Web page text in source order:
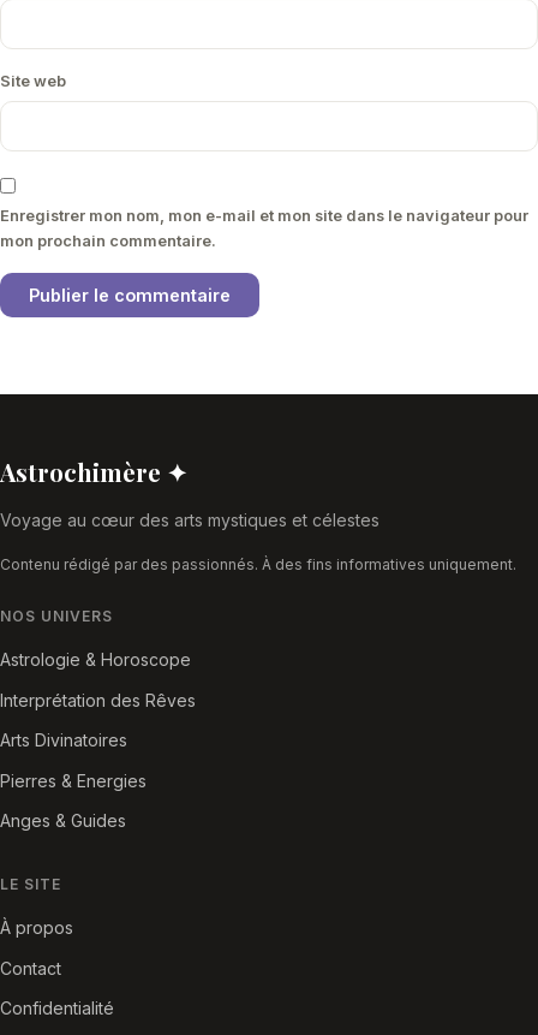
Site web
Enregistrer mon nom, mon e-mail et mon site dans le navigateur pour
mon prochain commentaire.
Astrochimère ✦
Voyage au cœur des arts mystiques et célestes
Contenu rédigé par des passionnés. À des fins informatives uniquement.
NOS UNIVERS
Astrologie & Horoscope
Interprétation des Rêves
Arts Divinatoires
Pierres & Energies
Anges & Guides
LE SITE
À propos
Contact
Confidentialité